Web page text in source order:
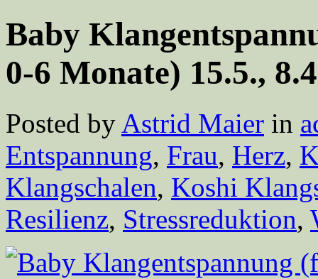
Baby
0-6 Monate) 15.5.,
Posted by Astrid Maier in
Entspannung, Frau, Herz,
Klangschalen, Koshi
Resilienz, Stressreduktion,